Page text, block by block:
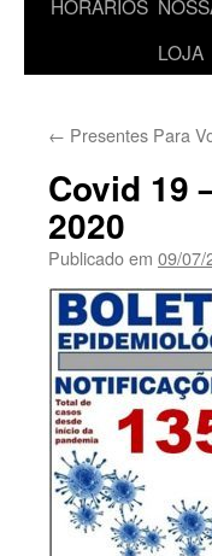
HORÁRIOS
LOJA
← Presentes Para
Covid 19
2020
Publicado em 09/07/